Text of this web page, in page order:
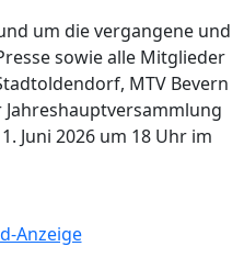
um die vergangene und
sowie alle Mitglieder
MTV Bevern
Juni 2026 um 18 Uhr im